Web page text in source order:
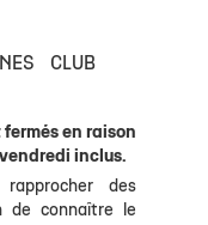
CLUB
en raison
inclus.
des
de connaître le